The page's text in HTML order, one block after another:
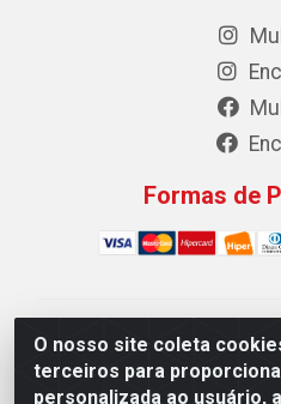
O nosso site coleta
terceiros para
personalizada ao usuário,
Formas de
Multpel Comercio de Papeis
Antônio Pedro Carleto, 56
Itapemirim/ES -CEP